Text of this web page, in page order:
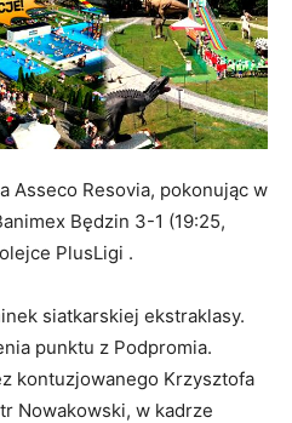
Asseco Resovia, pokonując w
Będzin 3-1 (19:25,
PlusLigi .
siatkarskiej ekstraklasy.
punktu z Podpromia.
kontuzjowanego Krzysztofa
Nowakowski, w kadrze